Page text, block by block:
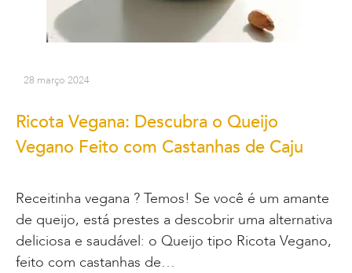
28 março 2024
Ricota Vegana: Descubra o Queijo
Vegano Feito com Castanhas de Caju
Receitinha vegana ? Temos! Se você é um amante
de queijo, está prestes a descobrir uma alternativa
deliciosa e saudável: o Queijo tipo Ricota Vegano,
feito com castanhas de…